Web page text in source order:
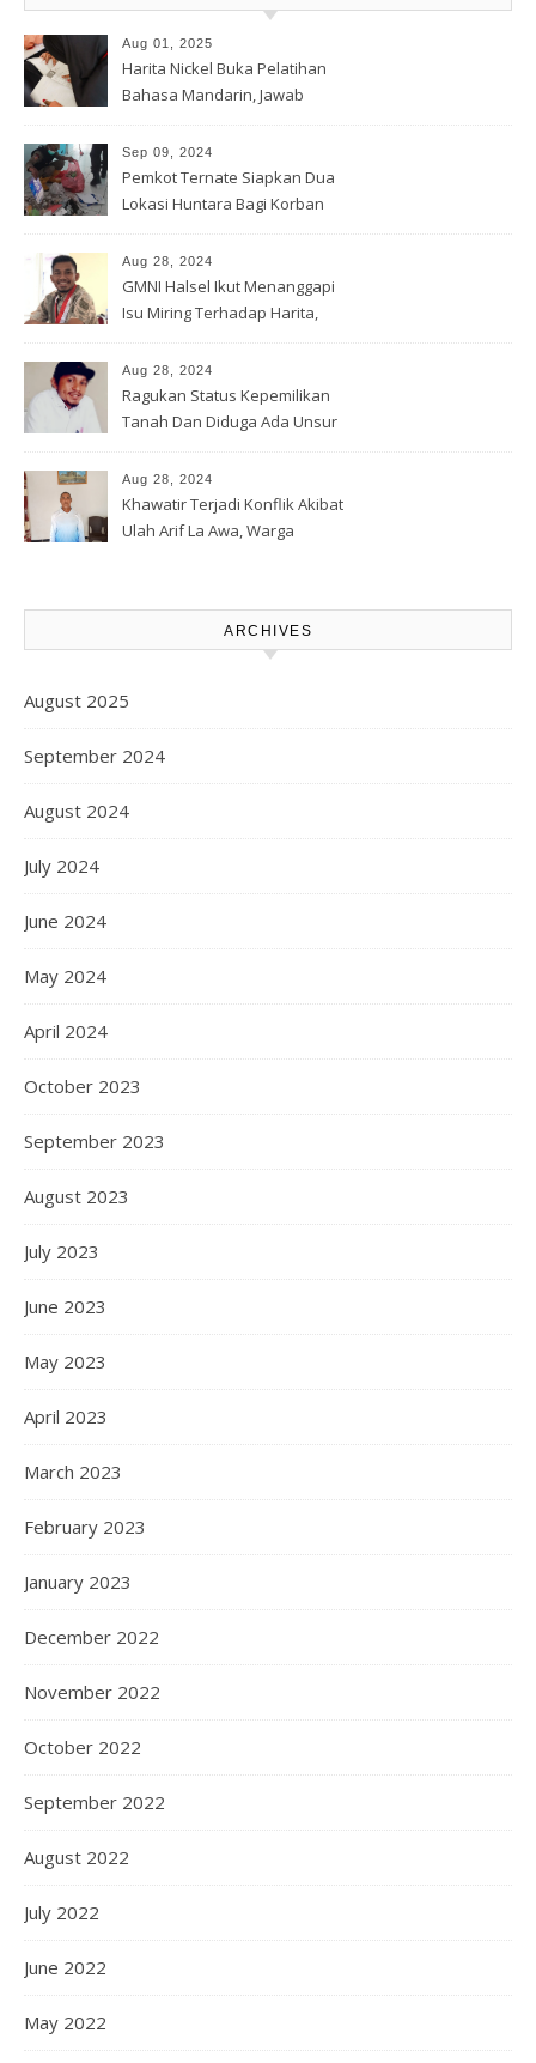
Aug 01, 2025
Harita Nickel Buka Pelatihan
Bahasa Mandarin, Jawab
Sep 09, 2024
Pemkot Ternate Siapkan Dua
Lokasi Huntara Bagi Korban
Aug 28, 2024
GMNI Halsel Ikut Menanggapi
Isu Miring Terhadap Harita,
Lahan Warga
Aug 28, 2024
Ragukan Status Kepemilikan
Tanah Dan Diduga Ada Unsur
Korporasi Harita, GPM Halsel
Minta Polres Panggil Dan
Tetapkan Bapak Arif La Awa
Aug 28, 2024
Khawatir Terjadi Konflik Akibat
Ulah Arif La Awa, Warga
ARCHIVES
August 2025
September 2024
August 2024
July 2024
June 2024
May 2024
April 2024
October 2023
September 2023
August 2023
July 2023
June 2023
May 2023
April 2023
March 2023
February 2023
January 2023
December 2022
November 2022
October 2022
September 2022
August 2022
July 2022
June 2022
May 2022